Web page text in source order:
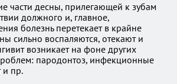
части десны, прилегающей к зубам
должного и, главное,
болезнь перетекает в крайне
сильно воспаляются, отекают и
возникает на фоне других
пародонтоз, инфекционные
и пр.